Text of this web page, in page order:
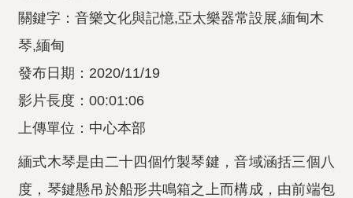
關鍵字：音樂文化與記憶,亞太樂器常設展,緬甸木
琴,緬甸
發布日期：2020/11/19
影片長度：00:01:06
上傳單位：中心本部
緬式木琴是由二十四個竹製琴鍵，音域涵括三個八
度，琴鍵懸吊於船形共鳴箱之上而構成，由前端包